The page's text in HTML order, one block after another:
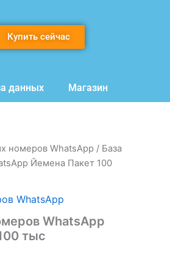
Купить сейчас
данных Магазин
номеров WhatsApp / База
Йемена Пакет 100
WhatsApp
WhatsApp
тыс